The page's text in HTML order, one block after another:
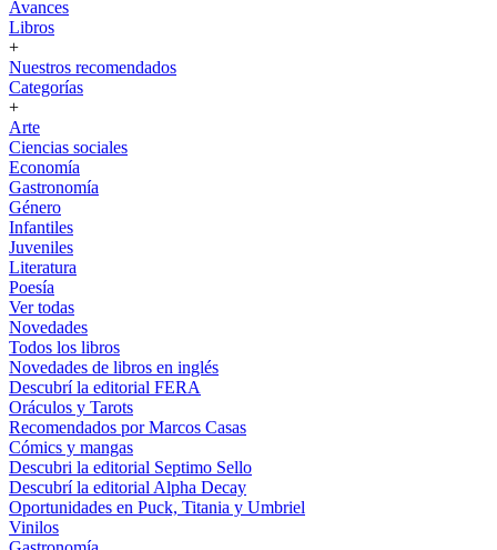
Avances
Libros
+
Nuestros recomendados
Categorías
+
Arte
Ciencias sociales
Economía
Gastronomía
Género
Infantiles
Juveniles
Literatura
Poesía
Ver todas
Novedades
Todos los libros
Novedades de libros en inglés
Descubrí la editorial FERA
Oráculos y Tarots
Recomendados por Marcos Casas
Cómics y mangas
Descubri la editorial Septimo Sello
Descubrí la editorial Alpha Decay
Oportunidades en Puck, Titania y Umbriel
Vinilos